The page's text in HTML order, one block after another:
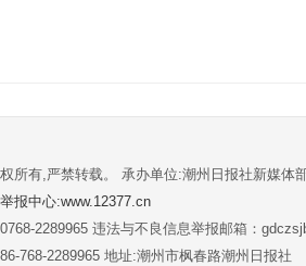
所有,严禁转载。 承办单位:潮州日报社新媒体
报中心:www.12377.cn
2289965 违法与不良信息举报邮箱：
768-2289965 地址:潮州市枫春路潮州日报社